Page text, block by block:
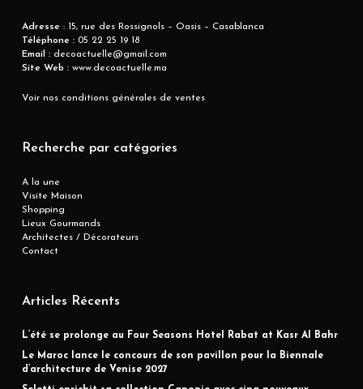
Adresse : 15, rue des Rossignols – Oasis – Casablanca
Téléphone :05 22 25 19 18
Email :decoactuelle@gmail.com
Site Web :www.decoactuelle.ma
Voir nos conditions générales de ventes
Recherche par catégories
A la une
Visite Maison
Shopping
Lieux Gourmands
Architectes / Décorateurs
Contact
Articles Récents
L’été se prolonge au Four Seasons Hotel Rabat at Kasr Al Bahr
Le Maroc lance le concours de son pavillon pour la Biennale
d’architecture de Venise 2027